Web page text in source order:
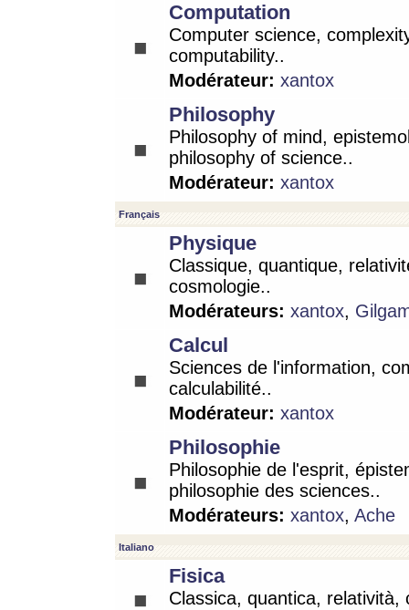
Computation
Computer science,
computability..
Modérateur: xantox
Philosophy
Philosophy of mind,
philosophy of science..
Modérateur: xantox
Français
Physique
Classique, quantique,
cosmologie..
Modérateurs: xantox,
Calcul
Sciences de l'information,
calculabilité..
Modérateur: xantox
Philosophie
Philosophie de l'esprit,
philosophie des sciences..
Modérateurs: xantox, Ache
Italiano
Fisica
Classica, quantica, relatività,